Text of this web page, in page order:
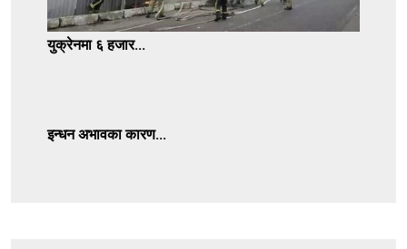
युक्रेनमा ६ हजार...
इन्धन अभावका कारण...